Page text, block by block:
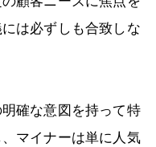
は必ずしも合致しな
確な意図を持って特
マイナーは単に人気